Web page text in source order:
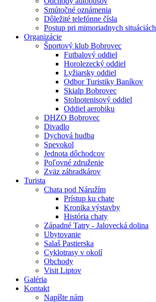
Smútočné oznámenia
Dôležité telefónne čísla
Postup pri mimoriadnych situáciách
Organizácie
Športový klub Bobrovec
Futbalový oddiel
Horolezecký oddiel
Lyžiarsky oddiel
Odbor Turistiky Baníkov
Skialp Bobrovec
Stolnotenisový oddiel
Oddiel aerobiku
DHZO Bobrovec
Divadlo
Dychová hudba
Spevokol
Jednota dôchodcov
Poľovné združenie
Zväz záhradkárov
Turista
Chata pod Náružím
Prístup ku chate
Kronika výstavby
História chaty
Západné Tatry - Jalovecká dolina
Ubytovanie
Salaš Pastierska
Cyklotrasy v okolí
Obchody
Visit Liptov
Galéria
Kontakt
Napíšte nám